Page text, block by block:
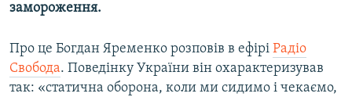
замороження.
Про це Богдан Яременко розповів в ефірі Радіо
Свобода. Поведінку України він охарактеризував
так: «статична оборона, коли ми сидимо і чекаємо,